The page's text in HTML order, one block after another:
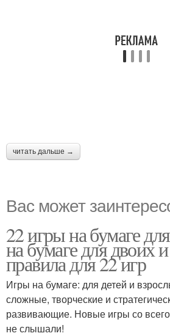
читать дальше →
Вас может
22 игры на бумаге
на бумаге для двоих
правила для 22 игр
Игры на бумаге: для детей и
сложные, творческие и
развивающие. Новые игры со
не слышали!